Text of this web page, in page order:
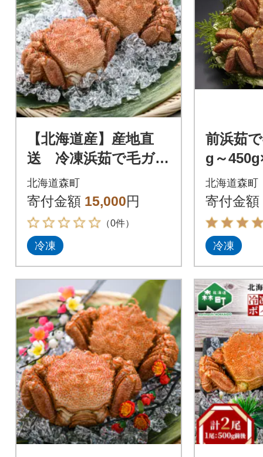
【北海道産】産地直
送 冷凍浜茹で毛ガニ
(約330g前後～約370g
前後)×2杯
北海道森町
寄付金額 15,000円
（0件）
冷凍
前浜茹
g～
北海道森町
寄付金額
冷凍